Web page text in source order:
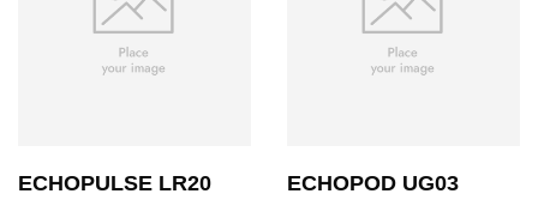
ECHOPULSE LR20 ECHOPOD UG03